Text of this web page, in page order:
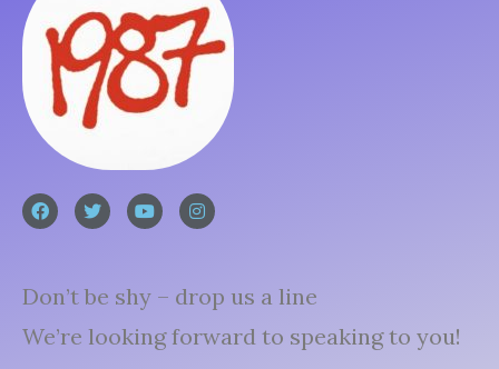
Don’t be shy – drop us a line
We’re looking forward to speaking to you!